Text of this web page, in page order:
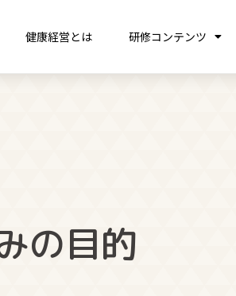
健康経営とは 研修コンテンツ
の目的